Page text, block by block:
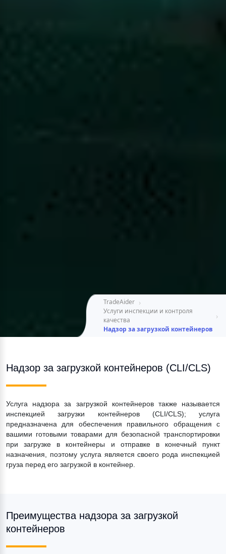
TradeAider
Услуги инспекции и контроля
качества
Надзор за загрузкой контейнеров
Надзор за загрузкой контейнеров (CLI/CLS)
Услуга надзора за загрузкой контейнеров также называется
инспекцией загрузки контейнеров (CLI/CLS); услуга
предназначена для обеспечения правильного обращения с
вашими готовыми товарами для безопасной транспортировки
при загрузке в контейнеры и отправке в конечный пункт
назначения, поэтому услуга является своего рода инспекцией
груза перед его загрузкой в контейнер.
Преимущества надзора за загрузкой
контейнеров